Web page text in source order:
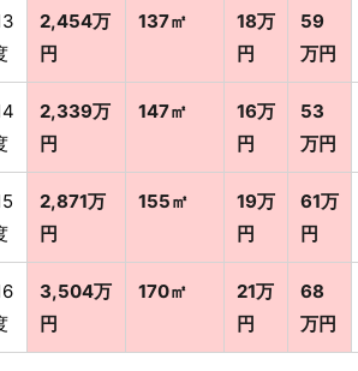
2,454万
円
137㎡
18万
円
59
万円
2,339万
円
147㎡
16万
円
53
万円
2,871万
円
155㎡
19万
円
61万
円
3,504万
円
170㎡
21万
円
68
万円